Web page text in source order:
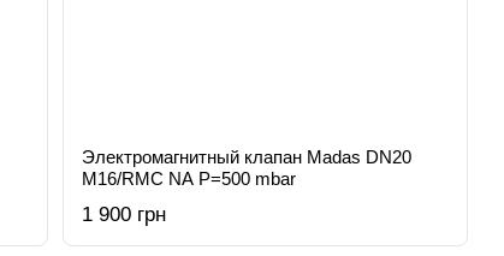
Электромагнитный клапан Madas DN20
M16/RMC NA Р=500 mbar
1 900 грн